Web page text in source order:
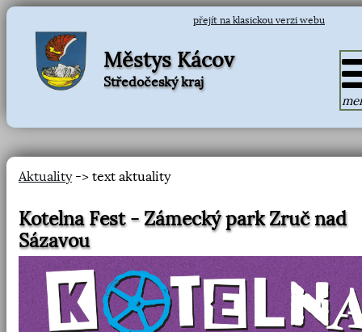
přejít na klasickou verzi webu
Městys Kácov
Středočeský kraj
Aktuality-> text aktuality
Kotelna Fest - Zámecký park Zruč nad
Sázavou